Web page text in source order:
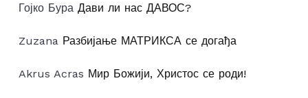
Гојко Бура Дави ли нас ДАВОС?
Zuzana Разбијање МАТРИКСА се догађа
Akrus Acras Мир Божији, Христос се роди!